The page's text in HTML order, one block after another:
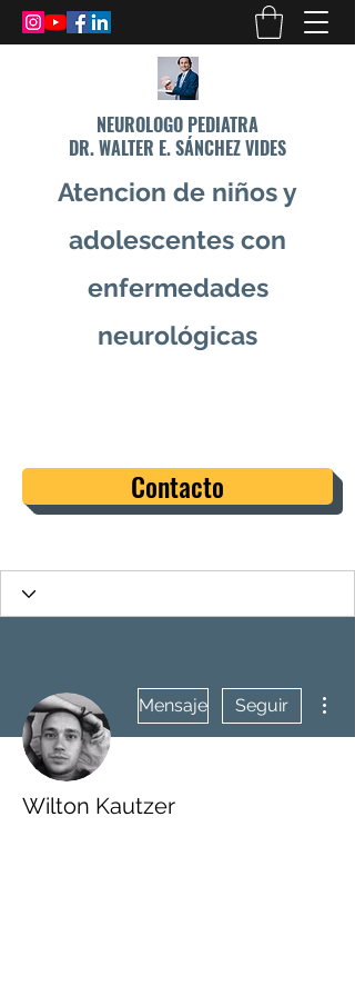
NEUROLOGO PEDIATRA
DR. WALTER E. SÁNCHEZ VIDES
Atencion de niños y
adolescentes con
enfermedades
neurológicas
Contacto
Mensaje Seguir
Wilton Kautzer